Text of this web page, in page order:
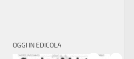
OGGI IN EDICOLA